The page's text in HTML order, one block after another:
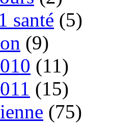
santé (5)
(9)
(11)
(15)
(75)